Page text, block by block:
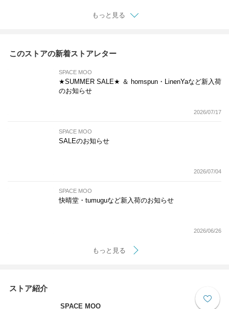
もっと見る
このストアの新着ストアレター
SPACE MOO
★SUMMER SALE★ ＆ homspun・LinenYaなど新入荷
のお知らせ
2026/07/17
SPACE MOO
SALEのお知らせ
2026/07/04
SPACE MOO
快晴堂・tumuguなど新入荷のお知らせ
2026/06/26
もっと見る
ストア紹介
SPACE MOO